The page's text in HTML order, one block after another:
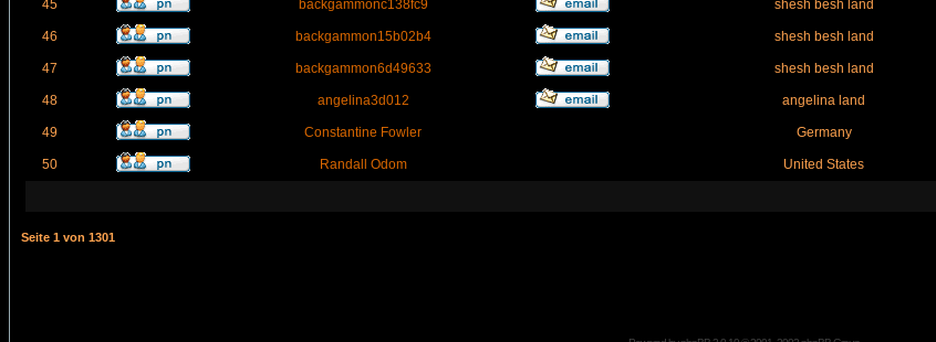
45 backgammonc138fc9 shesh besh land
46 backgammon15b02b4 shesh besh land
47 backgammon6d49633 shesh besh land
48 angelina3d012 angelina land
49 Constantine Fowler Germany
50 Randall Odom United States
Seite 1 von 1301